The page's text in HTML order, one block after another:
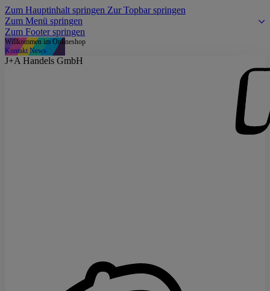
Zum Hauptinhalt springen Zur Topbar springen
Zum Menü springen
Zum Footer springen
Willkommen im Onlineshop
Kontakt News
J+A Handels GmbH